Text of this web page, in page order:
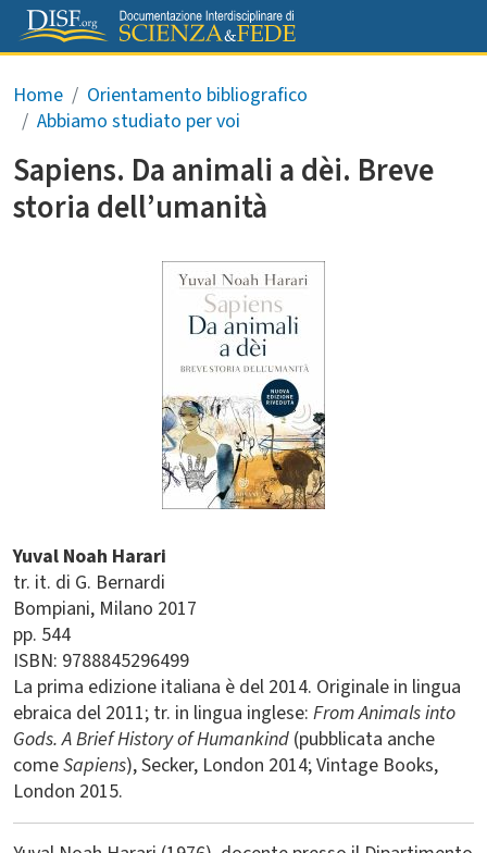
Salta al contenuto principale
Briciole di pane
Home
Orientamento bibliografico
Abbiamo studiato per voi
Sapiens. Da animali a dèi. Breve
storia dell’umanità
Yuval Noah Harari
tr. it. di G. Bernardi
Bompiani Milano 2017
pp. 544
ISBN: 9788845296499
La prima edizione italiana è del 2014. Originale in lingua
ebraica del 2011; tr. in lingua inglese: From Animals into
Gods. A Brief History of Humankind (pubblicata anche
comeSapiens), Secker, London 2014; Vintage Books,
London 2015.